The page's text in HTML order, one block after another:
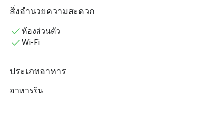
🥢 รวมเมนูยอดฮิตที่ต้องลอง
กุ้ง เนื้อเด้ง เสิร์ฟร้อน ๆ | ปลากระพงนึ่งมะนาว เปรี้ยวเผ็ด
หอมสมุนไพร | ซาลาเปาครีมลาวา ไส้เยิ้มหวานมัน | ปอ
เนื้อนุ่ม | เป็ดปักกิ่งม้วนแผ่นแป้ง ชุ่มซอส | ข้าวผัดทะเลซอส
สิ่งอำนวยความสะดวก
ห้องส่วนตัว
Wi-Fi
ประเภทอาหาร
อาหารจีน